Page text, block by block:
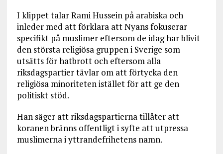
I klippet talar Rami Hussein på arabiska och
inleder med att förklara att Nyans fokuserar
specifikt på muslimer eftersom de idag har blivit
den största religiösa gruppen i Sverige som
utsätts för hatbrott och eftersom alla
riksdagspartier tävlar om att förtycka den
religiösa minoriteten istället för att ge den
politiskt stöd.
Han säger att riksdagspartierna tillåter att
koranen bränns offentligt i syfte att utpressa
muslimerna i yttrandefrihetens namn.